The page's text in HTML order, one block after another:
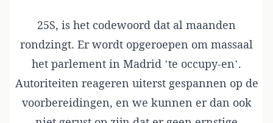
25S, is het codewoord dat al maanden
rondzingt. Er wordt opgeroepen om massaal
het parlement in Madrid ’te occupy-en’.
Autoriteiten reageren uiterst gespannen op de
voorbereidingen, en we kunnen er dan ook